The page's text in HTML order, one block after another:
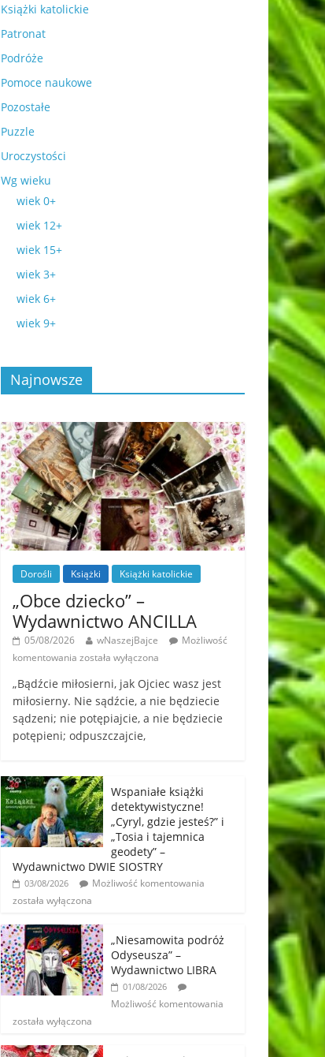
Książki katolickie
Patronat
Podróże
Pomoce naukowe
Pozostałe
Puzzle
Uroczystości
Wg wieku
wiek 0+
wiek 12+
wiek 15+
wiek 3+
wiek 6+
wiek 9+
Najnowsze
Dorośli Książki Książki katolickie
„Obce dziecko” –
Wydawnictwo ANCILLA
05/08/2026 wNaszejBajce
Możliwość
komentowania została wyłączona
„Bądźcie miłosierni, jak Ojciec wasz jest
miłosierny. Nie sądźcie, a nie będziecie
sądzeni; nie potępiajcie, a nie będziecie
potępieni; odpuszczajcie,
Wspaniałe książki
detektywistyczne!
„Cyryl, gdzie jesteś?” i
„Tosia i tajemnica
geodety” –
Wydawnictwo DWIE SIOSTRY
03/08/2026
Możliwość komentowania
została wyłączona
„Niesamowita podróż
Odyseusza” –
Wydawnictwo LIBRA
01/08/2026
Możliwość komentowania
została wyłączona